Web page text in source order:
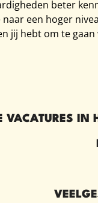
beter
een hoger
jij hebt om te
VACATURES IN